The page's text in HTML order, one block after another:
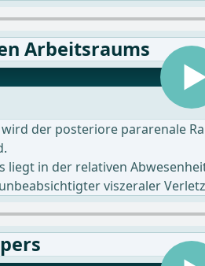
Arbeitsraums
der posteriore pararenale
liegt in der relativen
viszeraler